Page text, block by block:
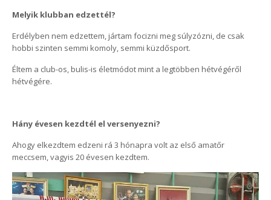
Melyik klubban edzettél?
Erdélyben nem edzettem, jártam focizni meg súlyzózni, de csak
hobbi szinten semmi komoly, semmi küzdősport.
Éltem a club-os, bulis-is életmódot mint a legtöbben hétvégéről
hétvégére.
Hány évesen kezdtél el versenyezni?
Ahogy elkezdtem edzeni rá 3 hónapra volt az első amatőr
meccsem, vagyis 20 évesen kezdtem.